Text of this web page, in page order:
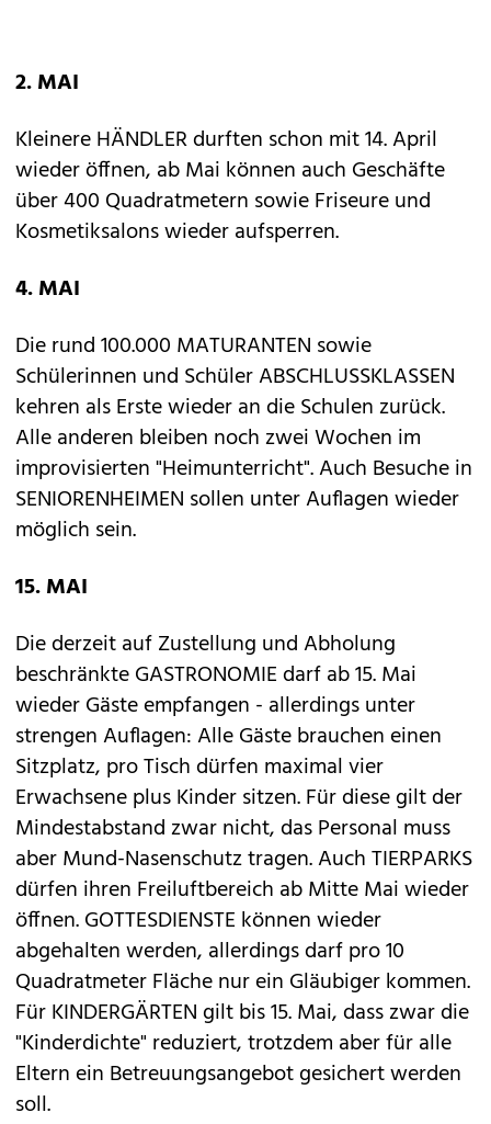
2. MAI
Kleinere HÄNDLER durften schon mit 14. April
wieder öffnen, ab Mai können auch Geschäfte
über 400 Quadratmetern sowie Friseure und
Kosmetiksalons wieder aufsperren.
4. MAI
Die rund 100.000 MATURANTEN sowie
Schülerinnen und Schüler ABSCHLUSSKLASSEN
kehren als Erste wieder an die Schulen zurück.
Alle anderen bleiben noch zwei Wochen im
improvisierten "Heimunterricht". Auch Besuche in
SENIORENHEIMEN sollen unter Auflagen wieder
möglich sein.
15. MAI
Die derzeit auf Zustellung und Abholung
beschränkte GASTRONOMIE darf ab 15. Mai
wieder Gäste empfangen - allerdings unter
strengen Auflagen: Alle Gäste brauchen einen
Sitzplatz, pro Tisch dürfen maximal vier
Erwachsene plus Kinder sitzen. Für diese gilt der
Mindestabstand zwar nicht, das Personal muss
aber Mund-Nasenschutz tragen. Auch TIERPARKS
dürfen ihren Freiluftbereich ab Mitte Mai wieder
öffnen. GOTTESDIENSTE können wieder
abgehalten werden, allerdings darf pro 10
Quadratmeter Fläche nur ein Gläubiger kommen.
Für KINDERGÄRTEN gilt bis 15. Mai, dass zwar die
"Kinderdichte" reduziert, trotzdem aber für alle
Eltern ein Betreuungsangebot gesichert werden
soll.